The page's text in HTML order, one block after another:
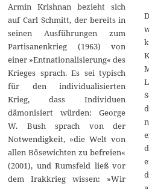
Armin Krishnan bezieht sich
auf Carl Schmitt, der bereits in
seinen Ausführungen zum
Partisanenkrieg (1963) von
einer »Entnationalisierung« des
Krieges sprach. Es sei typisch
für den individualisierten
Krieg, dass Individuen
dämonisiert würden: George
W. Bush sprach von der
Notwendigkeit, »die Welt von
allen Bösewichten zu befreien«
(2001), und Rumsfeld ließ vor
dem Irakkrieg wissen: »Wir